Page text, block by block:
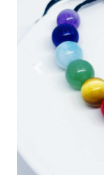
Previous